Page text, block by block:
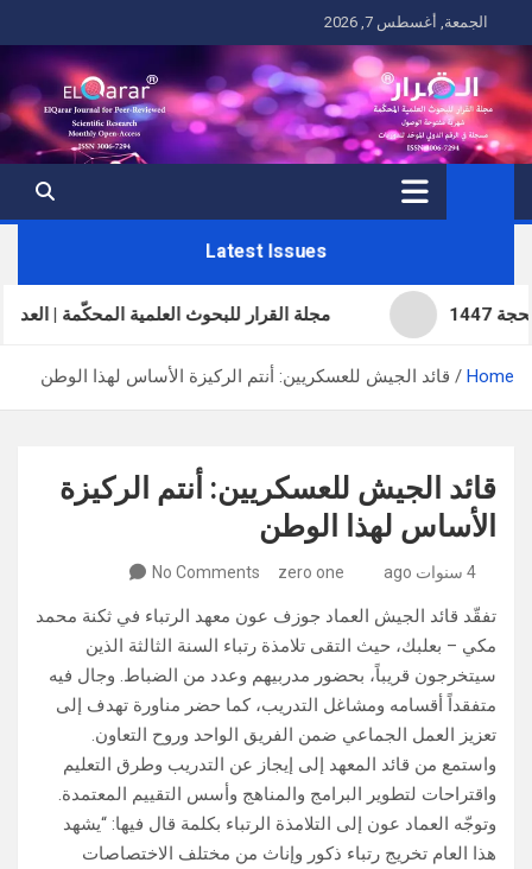
to
content
الجمعة, أغسطس 7, 2026
Latest Issues
مجلة القرار للبحوث العلمية المحكّمة | العدد الحادي
Home قائد الجيش للعسكريين: أنتم الركيزة الأساس لهذا الوطن
قائد الجيش للعسكريين: أنتم الركيزة
الأساس لهذا الوطن
4 سنوات ago zero one
No Comments
تفقّد قائد الجيش العماد جوزف عون معهد الرتباء في ثكنة محمد
مكي – بعلبك، حيث التقى تلامذة رتباء السنة الثالثة الذين
سيتخرجون قريباً، بحضور مدربيهم ‏وعدد من الضباط. وجال فيه
متفقداً أقسامه ومشاغل التدريب، كما حضر مناورة تهدف إلى
تعزيز العمل الجماعي ضمن الفريق الواحد وروح التعاون.
واستمع من قائد المعهد إلى إيجاز عن التدريب وطرق التعليم
واقتراحات لتطوير البرامج والمناهج وأسس التقييم المعتمدة.
وتوجّه العماد عون إلى التلامذة الرتباء بكلمة قال فيها: “يشهد
هذا العام تخريج رتباء ذكور وإناث من مختلف الاختصاصات